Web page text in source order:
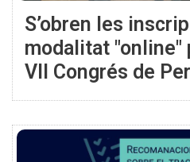
S’obren les
modalitat "online"
VII Congrés de
Catalunya